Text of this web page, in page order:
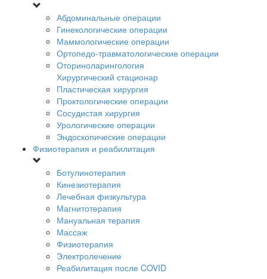
Абдоминальные операции
Гинекологические операции
Маммологические операции
Ортопедо-травматологические операции
Оториноларингология
Хирургический стационар
Пластическая хирургия
Проктологические операции
Сосудистая хирургия
Урологические операции
Эндоскопические операции
Физиотерапия и реабилитация
Ботулинотерапия
Кинезиотерапия
Лечебная физкультура
Магнитотерапия
Мануальная терапия
Массаж
Физиотерапия
Электролечение
Реабилитация после COVID